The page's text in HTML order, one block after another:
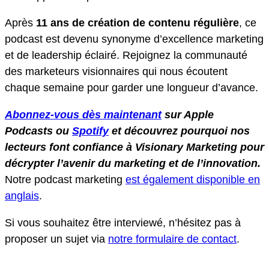
Après 11 ans de création de contenu régulière, ce
podcast est devenu synonyme d’excellence marketing
et de leadership éclairé. Rejoignez la communauté
des marketeurs visionnaires qui nous écoutent
chaque semaine pour garder une longueur d’avance.
Abonnez-vous dès maintenantsur Apple
Podcasts ou Spotifyet découvrez pourquoi nos
lecteurs font confiance à Visionary Marketing pour
décrypter l’avenir du marketing et de l’innovation.
Notre podcast marketing est également disponible en
anglais.
Si vous souhaitez être interviewé, n’hésitez pas à
proposer un sujet via notre formulaire de contact.